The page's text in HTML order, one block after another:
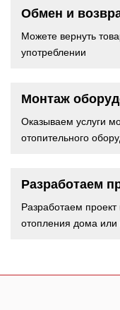
Обмен и
Можете вернуть
употреблении
Монтаж
Оказываем услуги
отопительного
Разработаем
Разработаем
отопления дома или